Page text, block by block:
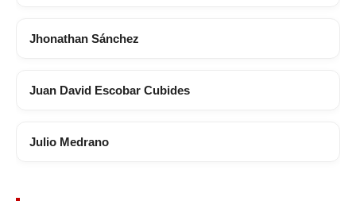
Jhonathan Sánchez
Juan David Escobar Cubides
Julio Medrano